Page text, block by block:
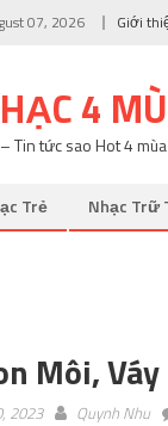
07, 2026 Giới
4
Tin tức sao Hot 4 mùa
Trẻ Nhạc Trữ
Môi,
2023 Quynh Nhu